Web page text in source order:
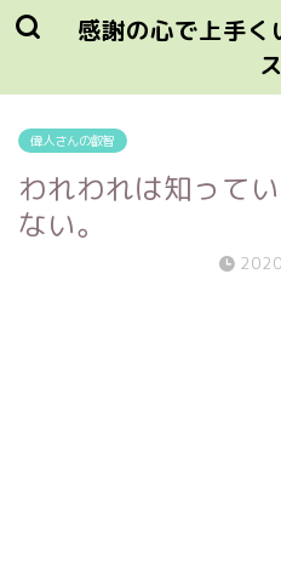
感謝の心で上手く
ス
偉人さんの叡智
われわれは知って
ない。